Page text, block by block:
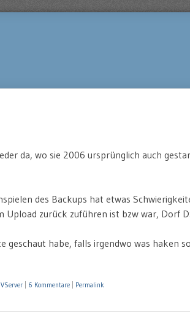
da, wo sie 2006 ursprünglich auch
des Backups hat etwas
Upload zurück zuführen ist bzw war, Dorf
geschaut habe, falls irgendwo was haken
VServer 6 Kommentare Permalink